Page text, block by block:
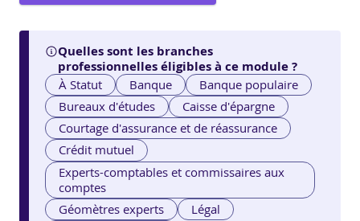
Quelles sont les branches
professionnelles éligibles à ce module ?
À Statut Banque
Banque populaire
Bureaux d'études
Caisse d'épargne
Courtage d'assurance et de réassurance
Crédit mutuel
Experts-comptables et commissaires aux
comptes
Géomètres experts
Légal